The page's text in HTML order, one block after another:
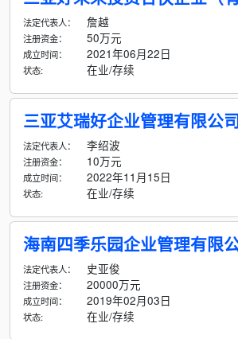
法定代表人： 詹越
注册资金： 50万元
成立时间： 2021年06月22日
状态: 在业/存续
三亚艾瑞好企业管理有限公
法定代表人： 李绍波
注册资金： 10万元
成立时间： 2022年11月15日
状态: 在业/存续
海南四季乐园企业管理有限
法定代表人： 史亚俊
注册资金： 20000万元
成立时间： 2019年02月03日
状态: 在业/存续